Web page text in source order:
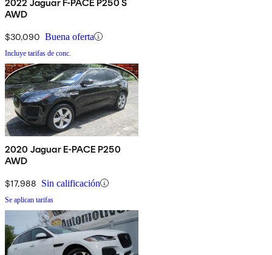
2022 Jaguar F-PACE P250 S
AWD
$30,090 Buena oferta
Incluye tarifas de conc.
2020 Jaguar E-PACE P250
AWD
$17,988 Sin calificación
Se aplican tarifas